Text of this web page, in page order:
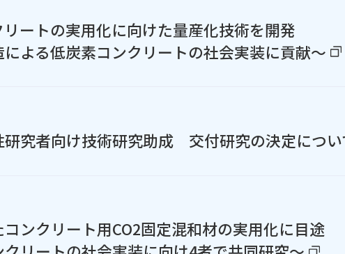
ートの実用化に向けた量産化技術を開発
よる低炭素コンクリートの社会実装に貢献～
研究者向け技術研究助成 交付研究の決定につ
ンクリート用CO2固定混和材の実用化に目途